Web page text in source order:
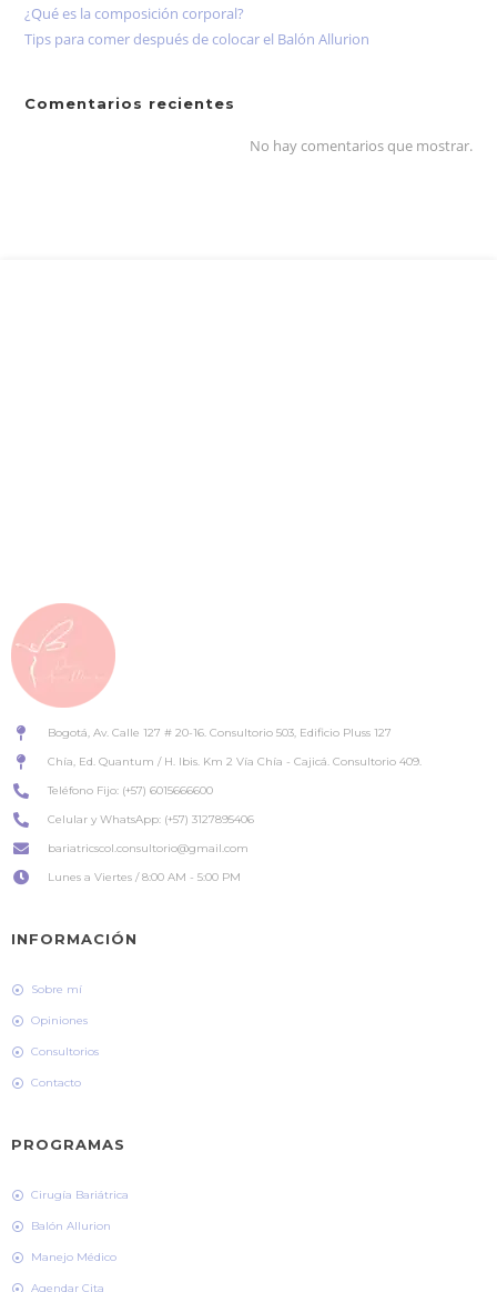
¿Qué es la composición corporal?
Tips para comer después de colocar el Balón Allurion
Comentarios recientes
No hay comentarios que mostrar.
Bogotá, Av. Calle 127 # 20-16. Consultorio 503, Edificio Pluss 127
Chía, Ed. Quantum / H. Ibis. Km 2 Vía Chía - Cajicá. Consultorio 409.
Teléfono Fijo: (+57) 6015666600
Celular y WhatsApp: (+57) 3127895406
bariatricscol.consultorio@gmail.com
Lunes a Viertes / 8:00 AM - 5:00 PM
INFORMACIÓN
Sobre mí
Opiniones
Consultorios
Contacto
PROGRAMAS
Cirugía Bariátrica
Balón Allurion
Manejo Médico
Agendar Cita